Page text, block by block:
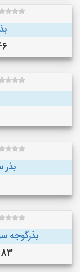
بذر
بذرگوجه‌ سوپر چف.